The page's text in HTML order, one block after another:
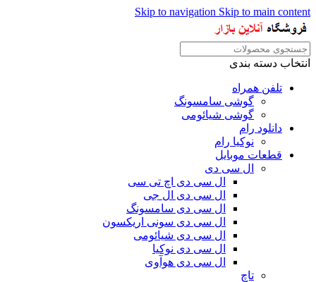
Skip to navigation Skip to main content
انتخاب دسته بندی
تلفن همراه
گوشی سامسونگ
گوشی شیائومی
دانلود رام
نوکیا رام
قطعات موبایل
ال سی دی
ال سی دی اچ تی سی
ال سی دی ال جی
ال سی دی سامسونگ
ال سی دی سونی اریکسون
ال سی دی شیائومی
ال سی دی نوکیا
ال سی دی هوآوی
تاچ